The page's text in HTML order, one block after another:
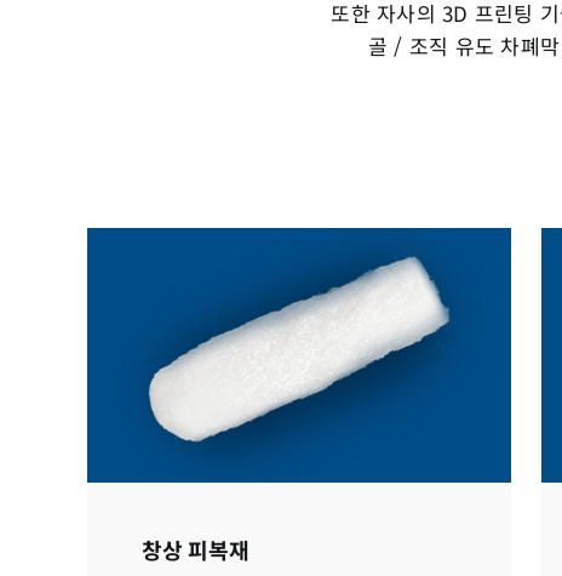
또한 자사의 3D 프린팅
골 / 조직 유도 차폐
창상 피복재